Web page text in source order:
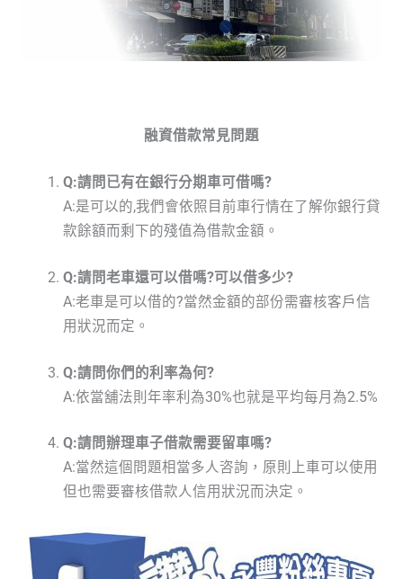
融資借款常見問題
Q:請問已有在銀行分期車可借嗎?
A:是可以的,我們會依照目前車行情在了解你銀行貸
款餘額而剩下的殘值為借款金額。
Q:請問老車還可以借嗎?可以借多少?
A:老車是可以借的?當然金額的部份需審核客戶信
用狀況而定。
Q:請問你們的利率為何?
A:依當舖法則年率利為30%也就是平均每月為2.5%
Q:請問辦理車子借款需要留車嗎?
A:當然這個問題相當多人咨詢，原則上車可以使用
但也需要審核借款人信用狀況而決定。